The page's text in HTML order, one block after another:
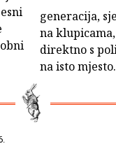
generacija,
na
direktno s
na isto mjesto.